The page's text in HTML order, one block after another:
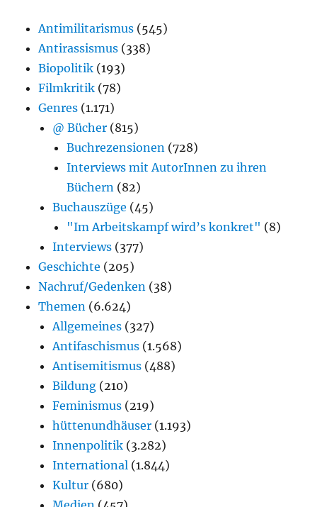
Antimilitarismus (545)
Antirassismus (338)
Biopolitik (193)
Filmkritik (78)
Genres (1.171)
@ Bücher (815)
Buchrezensionen (728)
Interviews mit AutorInnen zu ihren
Büchern (82)
Buchauszüge (45)
"Im Arbeitskampf wird’s konkret" (8)
Interviews (377)
Geschichte (205)
Nachruf/Gedenken (38)
Themen (6.624)
Allgemeines (327)
Antifaschismus (1.568)
Antisemitismus (488)
Bildung (210)
Feminismus (219)
hüttenundhäuser (1.193)
Innenpolitik (3.282)
International (1.844)
Kultur (680)